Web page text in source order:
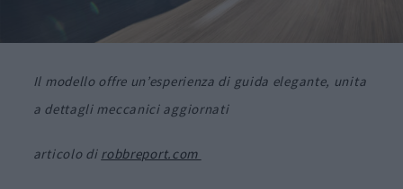
Il modello offre un’esperienza di guida elegante, unita
a dettagli meccanici aggiornati
articolo di robbreport.com